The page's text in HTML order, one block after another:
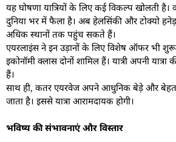
यह घोषणा यात्रियों के लिए कई विकल्प खोलती
दुनिया भर में फैला है। अब हेलसिंकी और टोक्यो
अधिक स्थानों तक पहुंच सकते हैं।
एयरलाइंस ने इन उड़ानों के लिए विशेष ऑफर भी
इकोनॉमी क्लास दोनों शामिल हैं। यात्री अपनी
हैं।
साथ ही, कतर एयरवेज अपने आधुनिक बेड़े और
जाता है। इससे यात्रा आरामदायक होगी।
भविष्य की संभावनाएं और विस्तार